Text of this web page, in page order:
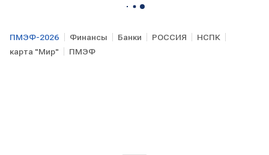
ПМЭФ-2026 Финансы Банки РОССИЯ
НСПК
карта "Мир"
ПМЭФ